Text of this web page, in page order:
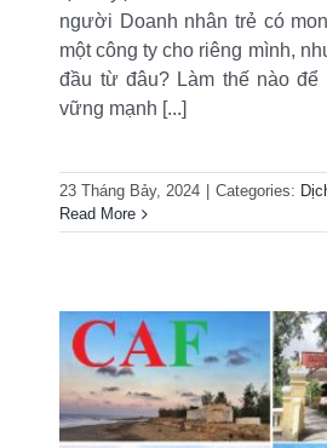
người Doanh nhân trẻ có
một công ty cho riêng mình,
đầu từ đâu? Làm thế nào để
vững mạnh [...]
23 Tháng Bảy, 2024 Categories:
Read More